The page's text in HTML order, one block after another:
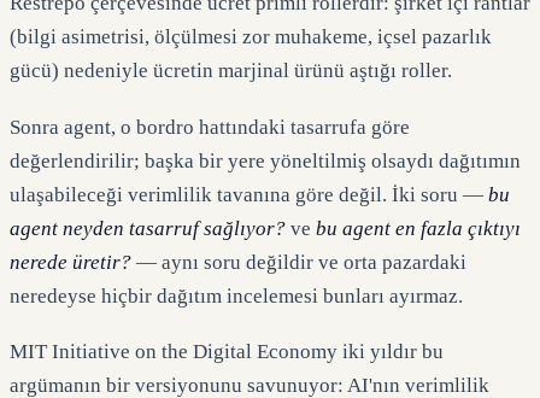
(bilgi asimetrisi, ölçülmesi zor muhakeme, içsel pazarlık
gücü) nedeniyle ücretin marjinal ürünü aştığı roller.
Sonra agent, o bordro hattındaki tasarrufa göre
değerlendirilir; başka bir yere yöneltilmiş olsaydı dağıtımın
ulaşabileceği verimlilik tavanına göre değil. İki soru — bu
agent neyden tasarruf sağlıyor? ve bu agent en fazla çıktıyı
nerede üretir? — aynı soru değildir ve orta pazardaki
neredeyse hiçbir dağıtım incelemesi bunları ayırmaz.
MIT Initiative on the Digital Economy iki yıldır bu
argümanın bir versiyonunu savunuyor: AI'nın verimlilik